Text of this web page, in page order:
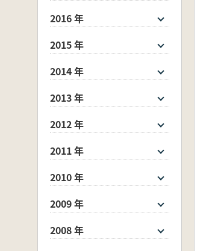
2016 年
2015 年
2014 年
2013 年
2012 年
2011 年
2010 年
2009 年
2008 年